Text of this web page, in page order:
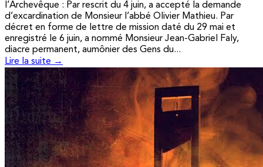
l’Archevêque : Par rescrit du 4 juin, a accepté la demande
d’excardination de Monsieur l’abbé Olivier Mathieu. Par
décret en forme de lettre de mission daté du 29 mai et
enregistré le 6 juin, a nommé Monsieur Jean-Gabriel Faly,
diacre permanent, aumônier des Gens du...
Lire la suite →